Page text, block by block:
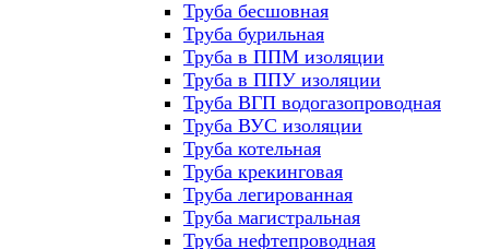
Труба бесшовная
Труба бурильная
Труба в ППМ изоляции
Труба в ППУ изоляции
Труба ВГП водогазопроводная
Труба ВУС изоляции
Труба котельная
Труба крекинговая
Труба легированная
Труба магистральная
Труба нефтепроводная